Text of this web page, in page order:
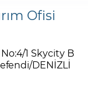
Ofisi
1 Skycity B
DENİZLİ